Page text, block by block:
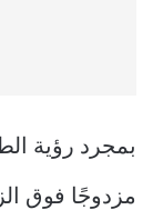
مزدوجًا فوق